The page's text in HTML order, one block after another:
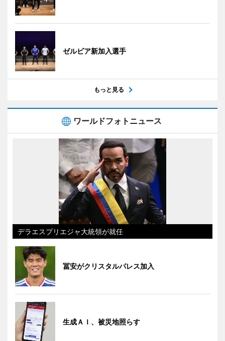
ゼルビア新加入選手
もっと見る
ワールドフォトニュース
デラエスプリエジャ大統領が就任
冨安がクリスタルパレス加入
生成ＡＩ、被災地照らす